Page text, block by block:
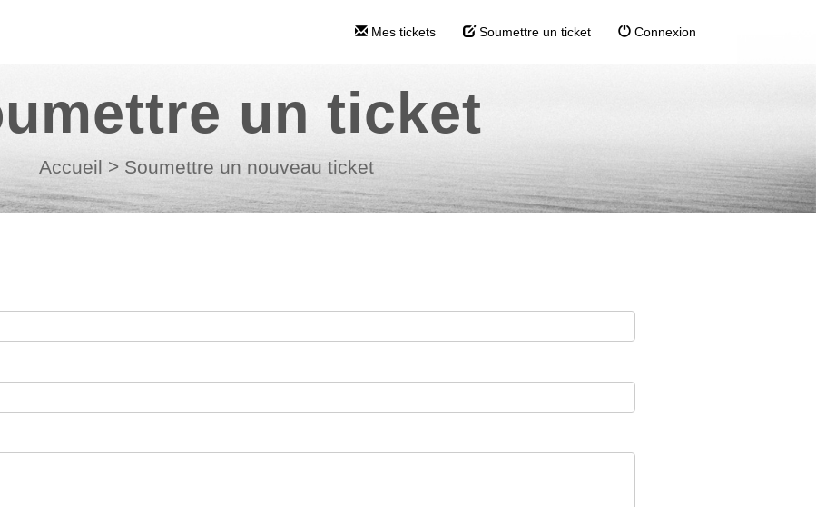
Mes tickets Soumettre un ticket Connexion
un ticket
Accueil >Soumettre un nouveau ticket